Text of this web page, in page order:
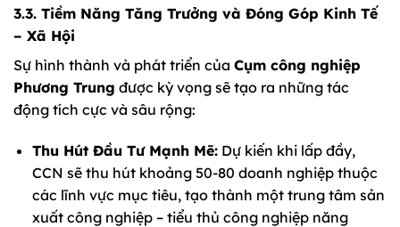
3.3. Tiềm Năng Tăng Trưởng và Đóng Góp Kinh Tế
– Xã Hội
Sự hình thành và phát triển của Cụm công nghiệp
Phương Trung được kỳ vọng sẽ tạo ra những tác
động tích cực và sâu rộng:
Thu Hút Đầu Tư Mạnh Mẽ:Dự kiến khi lấp đầy,
CCN sẽ thu hút khoảng 50-80 doanh nghiệp thuộc
các lĩnh vực mục tiêu, tạo thành một trung tâm sản
xuất công nghiệp – tiểu thủ công nghiệp năng